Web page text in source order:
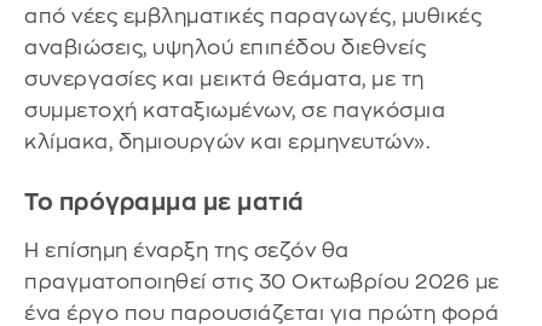
από νέες εμβληματικές παραγωγές, μυθικές
αναβιώσεις, υψηλού επιπέδου διεθνείς
συνεργασίες και μεικτά θεάματα, με τη
συμμετοχή καταξιωμένων, σε παγκόσμια
κλίμακα, δημιουργών και ερμηνευτών».
Το πρόγραμμα με ματιά
Η επίσημη έναρξη της σεζόν θα
πραγματοποιηθεί στις 30 Οκτωβρίου 2026 με
ένα έργο που παρουσιάζεται για πρώτη φορά